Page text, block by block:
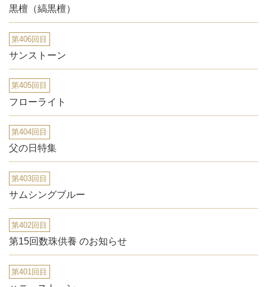
黒檀（縞黒檀）
第406回目
サンストーン
第405回目
フローライト
第404回目
父の日特集
第403回目
サムシングブルー
第402回目
第15回数珠供養 のお知らせ
第401回目